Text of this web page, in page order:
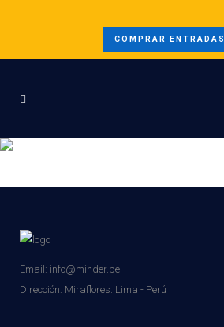
COMPRAR ENTRADAS
Email: info@minder.pe
Dirección: Miraflores. Lima - Perú